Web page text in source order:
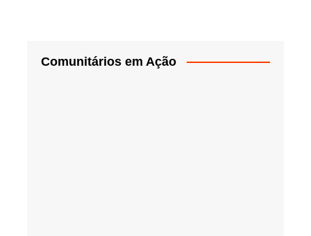
Comunitários em Ação